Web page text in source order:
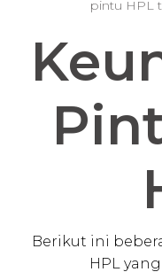
pintu HPL
Berikut ini
HPL